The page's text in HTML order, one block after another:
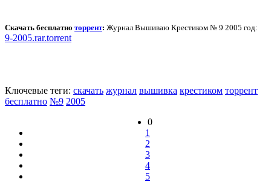
Скачать бесплатно торрент: Журнал Вышиваю Крестиком № 9 2005 год:
9-2005.rar.torrent
Ключевые теги: скачать журнал вышивка крестиком торрент
бесплатно №9 2005
0
1
2
3
4
5